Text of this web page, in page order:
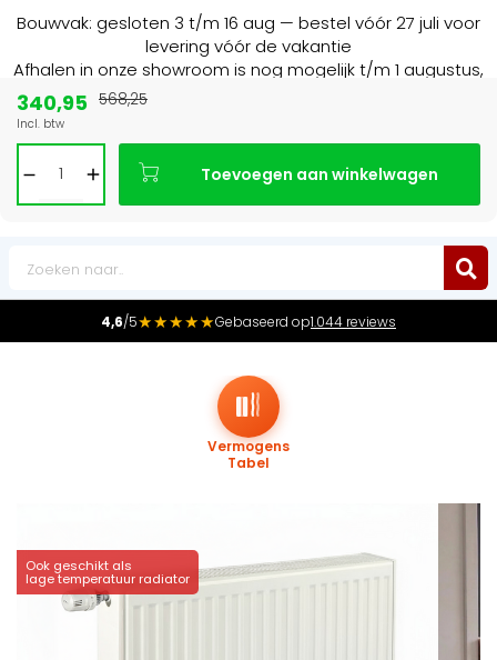
Bouwvak: gesloten 3 t/m 16 aug — bestel vóór 27 juli voor
levering vóór de vakantie
Afhalen in onze showroom is nog mogelijk t/m 1 augustus,
4,6/5★★★★★Gebaseerd op1.044 reviews
Ook geschikt als
lage temperatuur radiator
Vermogens
Tabel
340,95
Incl. btw
568,25
Toevoegen aan winkelwagen